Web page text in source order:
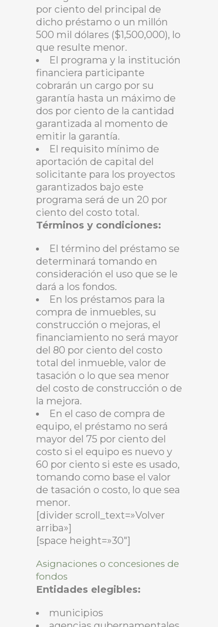
por ciento del principal de
dicho préstamo o un millón
500 mil dólares ($1,500,000), lo
que resulte menor.
El programa y la institución
financiera participante
cobrarán un cargo por su
garantía hasta un máximo de
dos por ciento de la cantidad
garantizada al momento de
emitir la garantía.
El requisito mínimo de
aportación de capital del
solicitante para los proyectos
garantizados bajo este
programa será de un 20 por
ciento del costo total.
Términos y condiciones:
El término del préstamo se
determinará tomando en
consideración el uso que se le
dará a los fondos.
En los préstamos para la
compra de inmuebles, su
construcción o mejoras, el
financiamiento no será mayor
del 80 por ciento del costo
total del inmueble, valor de
tasación o lo que sea menor
del costo de construcción o de
la mejora.
En el caso de compra de
equipo, el préstamo no será
mayor del 75 por ciento del
costo si el equipo es nuevo y
60 por ciento si este es usado,
tomando como base el valor
de tasación o costo, lo que sea
menor.
[divider scroll_text=»Volver
arriba»]
[space height=»30″]
Asignaciones o concesiones de
fondos
Entidades elegibles:
municipios